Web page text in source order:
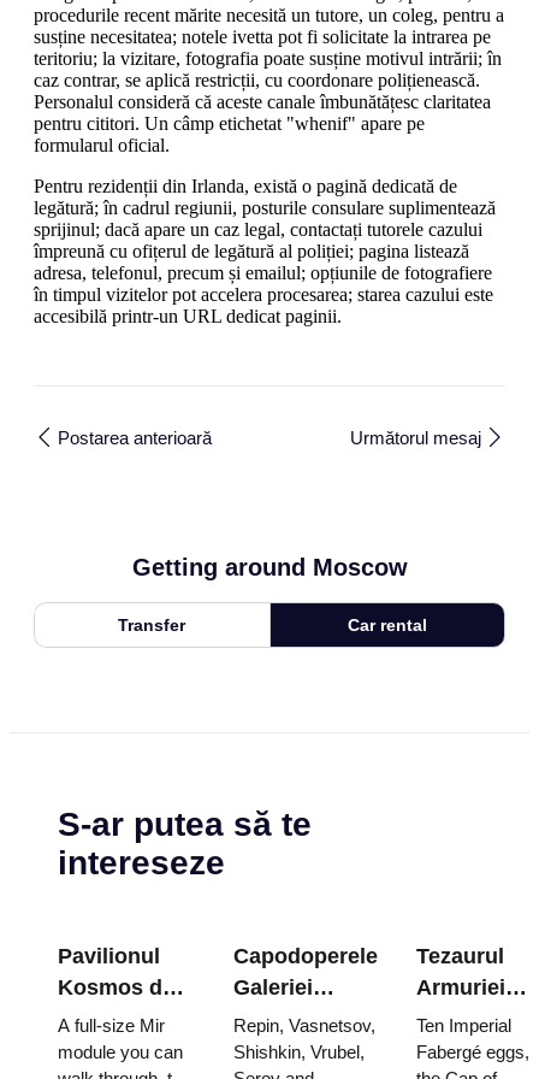
procedurile recent mărite necesită un tutore, un coleg, pentru a
susține necesitatea; notele ivetta pot fi solicitate la intrarea pe
teritoriu; la vizitare, fotografia poate susține motivul intrării; în
caz contrar, se aplică restricții, cu coordonare polițienească.
Personalul consideră că aceste canale îmbunătățesc claritatea
pentru cititori. Un câmp etichetat "whenif" apare pe
formularul oficial.
Pentru rezidenții din Irlanda, există o pagină dedicată de
legătură; în cadrul regiunii, posturile consulare suplimentează
sprijinul; dacă apare un caz legal, contactați tutorele cazului
împreună cu ofițerul de legătură al poliției; pagina listează
adresa, telefonul, precum și emailul; opțiunile de fotografiere
în timpul vizitelor pot accelera procesarea; starea cazului este
accesibilă printr-un URL dedicat paginii.
Postarea anterioară Următorul mesaj
Getting around Moscow
Transfer Car rental
S-ar putea să te
intereseze
Pavilionul
Kosmos de
la VDNKh: în
cea mai mare
A full-size Mir
module you can
Capodoperele
Galeriei
Tretyakov:
Picturile
Repin, Vasnetsov,
Shishkin, Vrubel,
Tezaurul
Armuriei
ouăle
Ten Imperial
Fabergé eggs,